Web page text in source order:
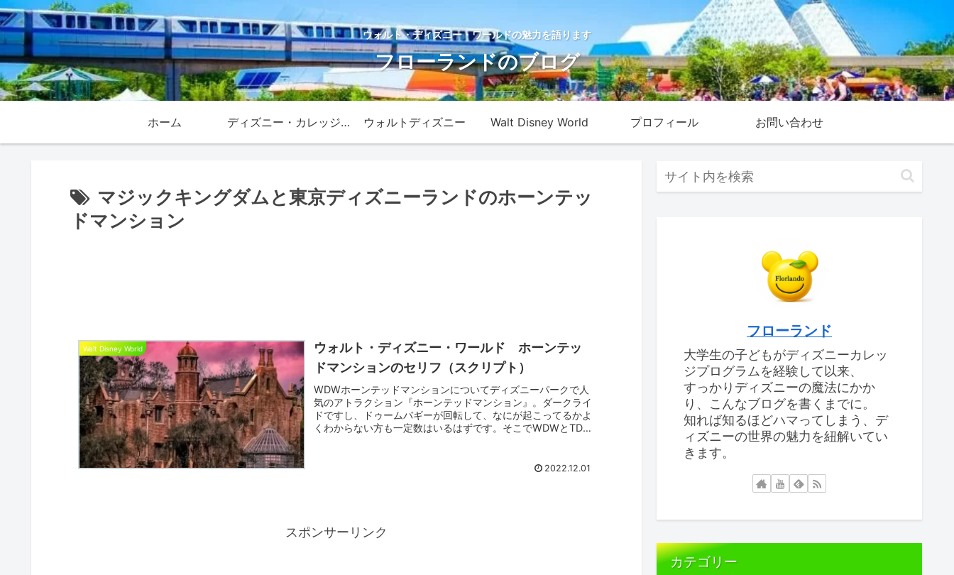
ウォルト・ディズニー・ワールドの魅力を語ります
フローランドのブログ
ホーム ディズニー・カレッジ・プログラム ウォルトディズニー Walt Disney World プロフィール お問い合わせ
マジックキングダムと東京ディズニーランドのホーンテッ
ドマンション
Walt Disney World
ウォルト・ディズニー・ワールド ホーンテッ
ドマンションのセリフ（スクリプト）
WDWホーンテッドマンションについてディズニーパークで人
気のアトラクション『ホーンテッドマンション』。ダークライ
ドですし、ドゥームバギーが回転して、なにが起こってるかよ
くわからない方も一定数はいるはずです。そこでWDWとTDL
2022.12.01
スポンサーリンク
フローランド
大学生の子どもがディズニーカレッ
ジプログラムを経験して以来、
すっかりディズニーの魔法にかか
り、こんなブログを書くまでに。
知れば知るほどハマってしまう、デ
ィズニーの世界の魅力を紐解いてい
きます。
カテゴリー